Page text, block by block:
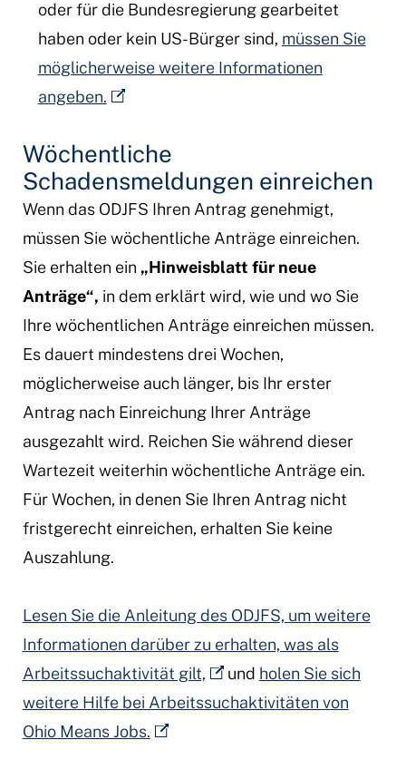
oder für die Bundesregierung gearbeitet
haben oder kein US-Bürger sind, müssen Sie
möglicherweise weitere Informationen
angeben.
Wöchentliche
Schadensmeldungen einreichen
Wenn das ODJFS Ihren Antrag genehmigt,
müssen Sie wöchentliche Anträge einreichen.
Sie erhalten ein „Hinweisblatt für neue
Anträge“, in dem erklärt wird, wie und wo Sie
Ihre wöchentlichen Anträge einreichen müssen.
Es dauert mindestens drei Wochen,
möglicherweise auch länger, bis Ihr erster
Antrag nach Einreichung Ihrer Anträge
ausgezahlt wird. Reichen Sie während dieser
Wartezeit weiterhin wöchentliche Anträge ein.
Für Wochen, in denen Sie Ihren Antrag nicht
fristgerecht einreichen, erhalten Sie keine
Auszahlung.
Lesen Sie die Anleitung des ODJFS, um weitere
Informationen darüber zu erhalten, was als
Arbeitssuchaktivität gilt,
und holen Sie sich
weitere Hilfe bei Arbeitssuchaktivitäten von
Ohio Means Jobs.